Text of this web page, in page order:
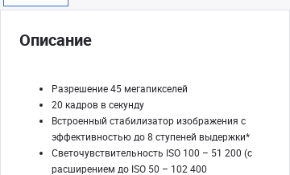
Описание
Разрешение 45 мегапикселей
20 кадров в секунду
Встроенный стабилизатор изображения с
эффективностью до 8 ступеней выдержки*
Светочувствительность ISO 100 – 51 200 (с
расширением до ISO 50 – 102 400